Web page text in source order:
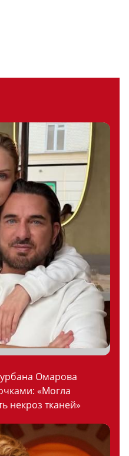
Омарова
«Могла
некроз тканей»